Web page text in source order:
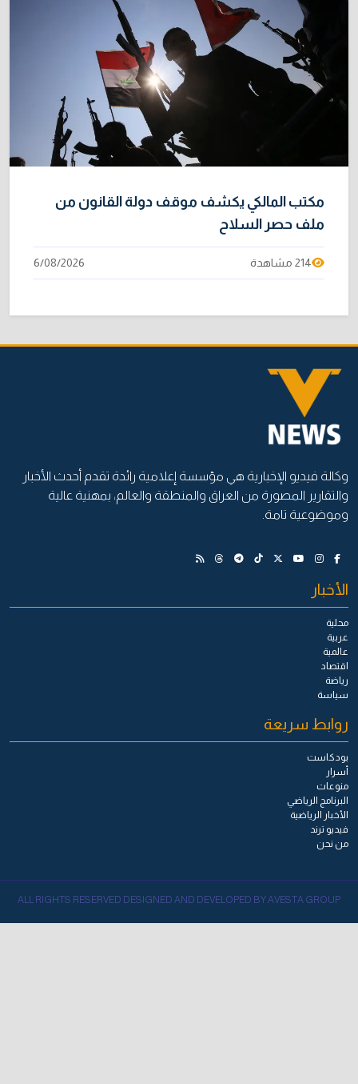
مكتب المالكي يكشف موقف دولة القانون من
ملف حصر السلاح
214 مشاهدة 6/08/2026
وكالة فيديو الإخبارية هي مؤسسة إعلامية رائدة تقدم أحدث الأخبار
والتقارير المصورة من العراق والمنطقة والعالم، بمهنية عالية
وموضوعية تامة.
الأخبار
محلية
عربية
عالمية
اقتصاد
رياضة
سياسة
روابط سريعة
بودكاست
أسرار
منوعات
البرنامج الرياضي
الأخبار الرياضية
فيديو ترند
من نحن
ALL RIGHTS RESERVED DESIGNED AND DEVELOPED BY AVESTA GROUP